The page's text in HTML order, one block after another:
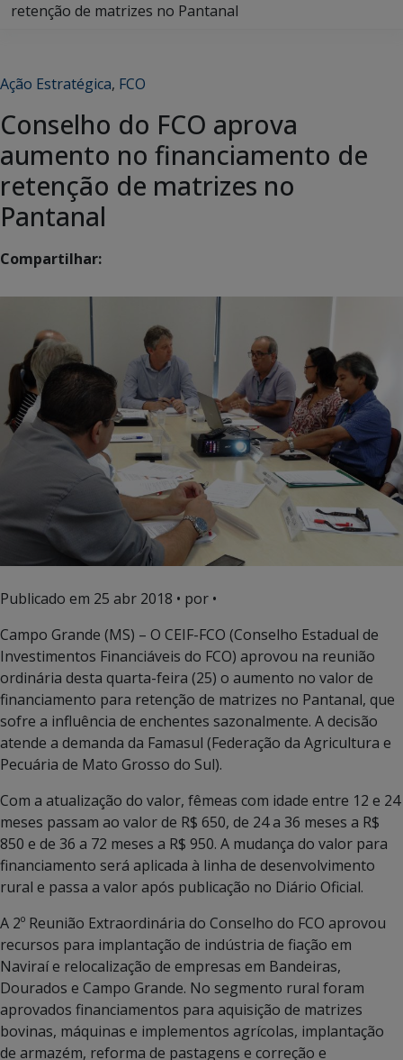
retenção de matrizes no Pantanal
Ação Estratégica, FCO
Conselho do FCO aprova
aumento no financiamento de
retenção de matrizes no
Pantanal
Compartilhar:
Publicado em 25 abr 2018 • por •
Campo Grande (MS) – O CEIF-FCO (Conselho Estadual de
Investimentos Financiáveis do FCO) aprovou na reunião
ordinária desta quarta-feira (25) o aumento no valor de
financiamento para retenção de matrizes no Pantanal, que
sofre a influência de enchentes sazonalmente. A decisão
atende a demanda da Famasul (Federação da Agricultura e
Pecuária de Mato Grosso do Sul).
Com a atualização do valor, fêmeas com idade entre 12 e 24
meses passam ao valor de R$ 650, de 24 a 36 meses a R$
850 e de 36 a 72 meses a R$ 950. A mudança do valor para
financiamento será aplicada à linha de desenvolvimento
rural e passa a valor após publicação no Diário Oficial.
A 2º Reunião Extraordinária do Conselho do FCO aprovou
recursos para implantação de indústria de fiação em
Naviraí e relocalização de empresas em Bandeiras,
Dourados e Campo Grande. No segmento rural foram
aprovados financiamentos para aquisição de matrizes
bovinas, máquinas e implementos agrícolas, implantação
de armazém, reforma de pastagens e correção e